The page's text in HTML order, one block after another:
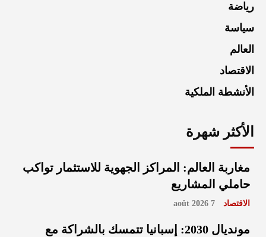
رياضة
سياسة
العالم
الاقتصاد
الأنشطة الملكية
الأكثر شهرة
مغاربة العالم: المراكز الجهوية للاستثمار تواكب
حاملي المشاريع
الاقتصاد 7 août 2026
مونديال 2030: إسبانيا تتمسك بالشراكة مع